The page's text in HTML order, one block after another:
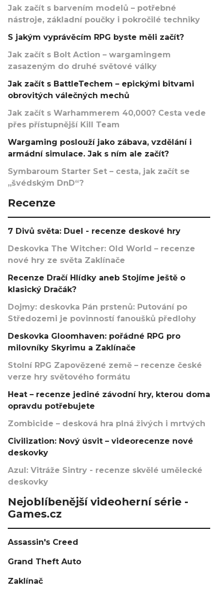
Jak začít s barvením modelů – potřebné
nástroje, základní poučky i pokročilé techniky
S jakým vyprávěcím RPG byste měli začít?
Jak začít s Bolt Action – wargamingem
zasazeným do druhé světové války
Jak začít s BattleTechem – epickými bitvami
obrovitých válečných mechů
Jak začít s Warhammerem 40,000? Cesta vede
přes přístupnější Kill Team
Wargaming poslouží jako zábava, vzdělání i
armádní simulace. Jak s ním ale začít?
Symbaroum Starter Set – cesta, jak začít se
„švédským DnD“?
Recenze
7 Divů světa: Duel - recenze deskové hry
Deskovka The Witcher: Old World – recenze
nové hry ze světa Zaklínače
Recenze Dračí Hlídky aneb Stojíme ještě o
klasický Dračák?
Dojmy: deskovka Pán prstenů: Putování po
Středozemi je povinností fanoušků předlohy
Deskovka Gloomhaven: pořádné RPG pro
milovníky Skyrimu a Zaklínače
Stolní RPG Zapovězené země – recenze české
verze hry světového formátu
Heat – recenze jediné závodní hry, kterou doma
opravdu potřebujete
Zombicide – desková hra plná živých i mrtvých
Civilization: Nový úsvit – videorecenze nové
deskovky
Azul: Vitráže Sintry - recenze skvělé umělecké
deskovky
Nejoblíbenější videoherní série -
Games.cz
Assassin's Creed
Grand Theft Auto
Zaklínač